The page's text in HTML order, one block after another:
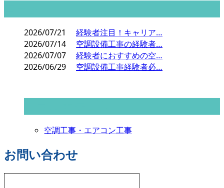
2026/07/21
経験者注目！キャリア…
2026/07/14
空調設備工事の経験者…
2026/07/07
経験者におすすめの空…
2026/06/29
空調設備工事経験者必…
空調工事・エアコン工事
お問い合わせ